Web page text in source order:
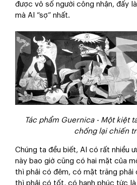
được vô số người công nhận, đấy
mà AI “sợ” nhất.
Tác phẩm Guernica - Một kiệt
chống lại chiến
Chúng ta đều biết, AI có rất nhiều
này bao giờ cũng có hai mặt của
thì phải có đêm, có mặt trăng phải
thì phải có tốt, có hạnh phúc tức